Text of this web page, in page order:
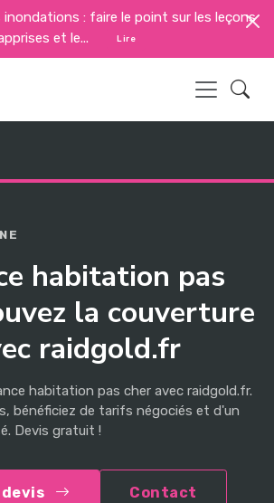
inondations : faire le point sur les leçons
et le...
Lire
habitation pas
la couverture
raidgold.fr
habitation pas cher avec raidgold.fr.
bénéficiez de tarifs négociés et d'un
Devis gratuit !
Contact